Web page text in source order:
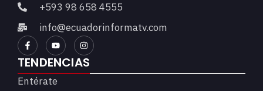
+593 98 658 4555
info@ecuadorinformatv.com
TENDENCIAS
Entérate